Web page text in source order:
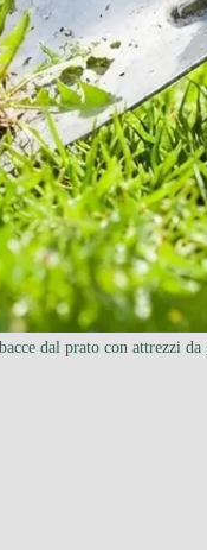
dal prato con attrezzi